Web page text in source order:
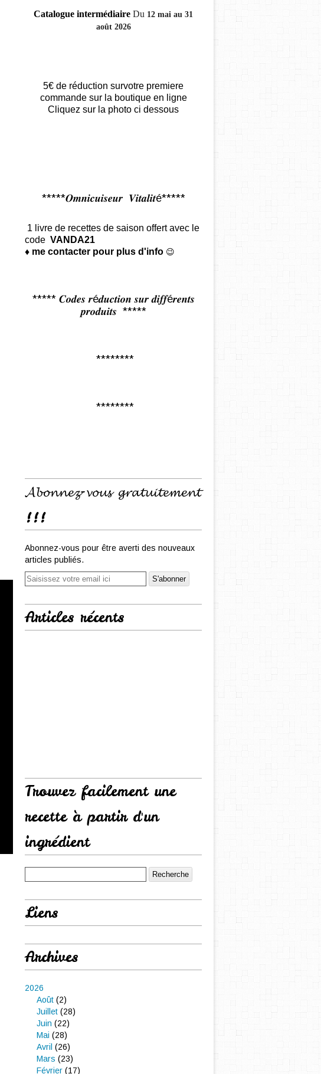
Catalogue intermédiaire Du 12 mai au 31
août 2026
5€ de réduction survotre premiere
commande sur la boutique en ligne
Cliquez sur la photo ci dessous
*****𝑶𝒎𝒏𝒊𝒄𝒖𝒊𝒔𝒆𝒖𝒓 𝑽𝒊𝒕𝒂𝒍𝒊𝒕é*****
1 livre de recettes de saison offertavec le
code VANDA21
♦ me contacter pour plus d'info 😉
***** 𝑪𝒐𝒅𝒆𝒔 𝒓é𝒅𝒖𝒄𝒕𝒊𝒐𝒏 𝒔𝒖𝒓 𝒅𝒊𝒇𝒇é𝒓𝒆𝒏𝒕𝒔
𝒑𝒓𝒐𝒅𝒖𝒊𝒕𝒔 *****
********
********
𝓐𝓫𝓸𝓷𝓷𝓮𝔃-𝓿𝓸𝓾𝓼 𝓰𝓻𝓪𝓽𝓾𝓲𝓽𝓮𝓶𝓮𝓷𝓽
!!!
Abonnez-vous pour être averti des nouveaux
articles publiés.
Articles récents
Trouvez facilement une
recette à partir d'un
ingrédient
Liens
Archives
2026
Août (2)
Juillet (28)
Juin (22)
Mai (28)
Avril (26)
Mars (23)
Février (17)